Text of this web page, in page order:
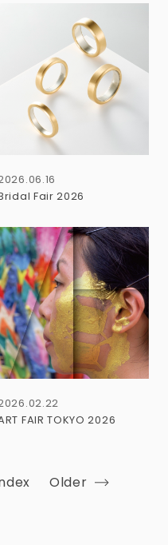
Fair 2026
FAIR TOKYO 2026
Older